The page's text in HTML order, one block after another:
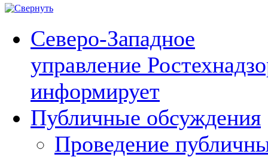
Северо-Западное
управление
информирует
Публичные обсуждения
Проведение